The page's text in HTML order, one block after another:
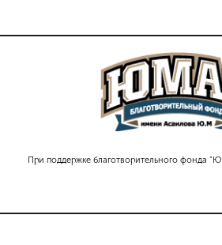
При поддержке благотворительного фонда